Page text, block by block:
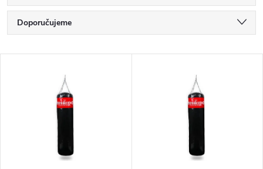
Ř
a
Doporučujeme
Nejprodávanější